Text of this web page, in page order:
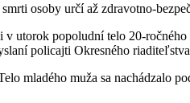
osoby určí až zdravotno-
utorok popoludní telo 20-
policajti Okresného
mladého muža sa nachádzalo